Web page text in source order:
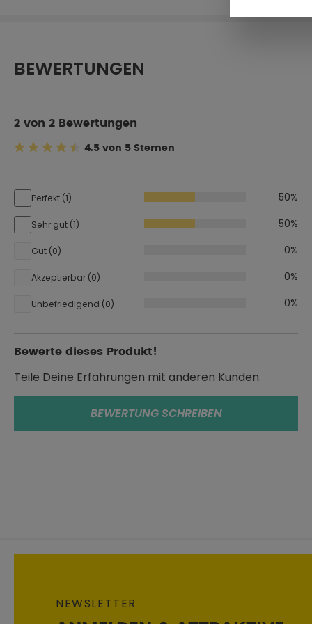
BEWERTUNGEN
2 von 2 Bewertungen
4.5 von 5 Sternen
Perfekt (1) 50%
Sehr gut (1) 50%
Gut (0) 0%
Akzeptierbar (0) 0%
Unbefriedigend (0) 0%
Bewerte dieses Produkt!
Teile Deine Erfahrungen mit anderen Kunden.
BEWERTUNG SCHREIBEN
NEWSLETTER